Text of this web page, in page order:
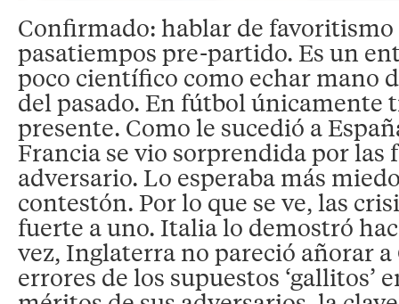
Confirmado: hablar de
pasatiempos pre-partido. Es un
poco científico como echar mano
del pasado. En fútbol únicamente
presente. Como le sucedió a
Francia se vio sorprendida por las
adversario. Lo esperaba más
contestón. Por lo que se ve, las
fuerte a uno. Italia lo demostró
vez, Inglaterra no pareció añorar a
errores de los supuestos ‘gallitos’